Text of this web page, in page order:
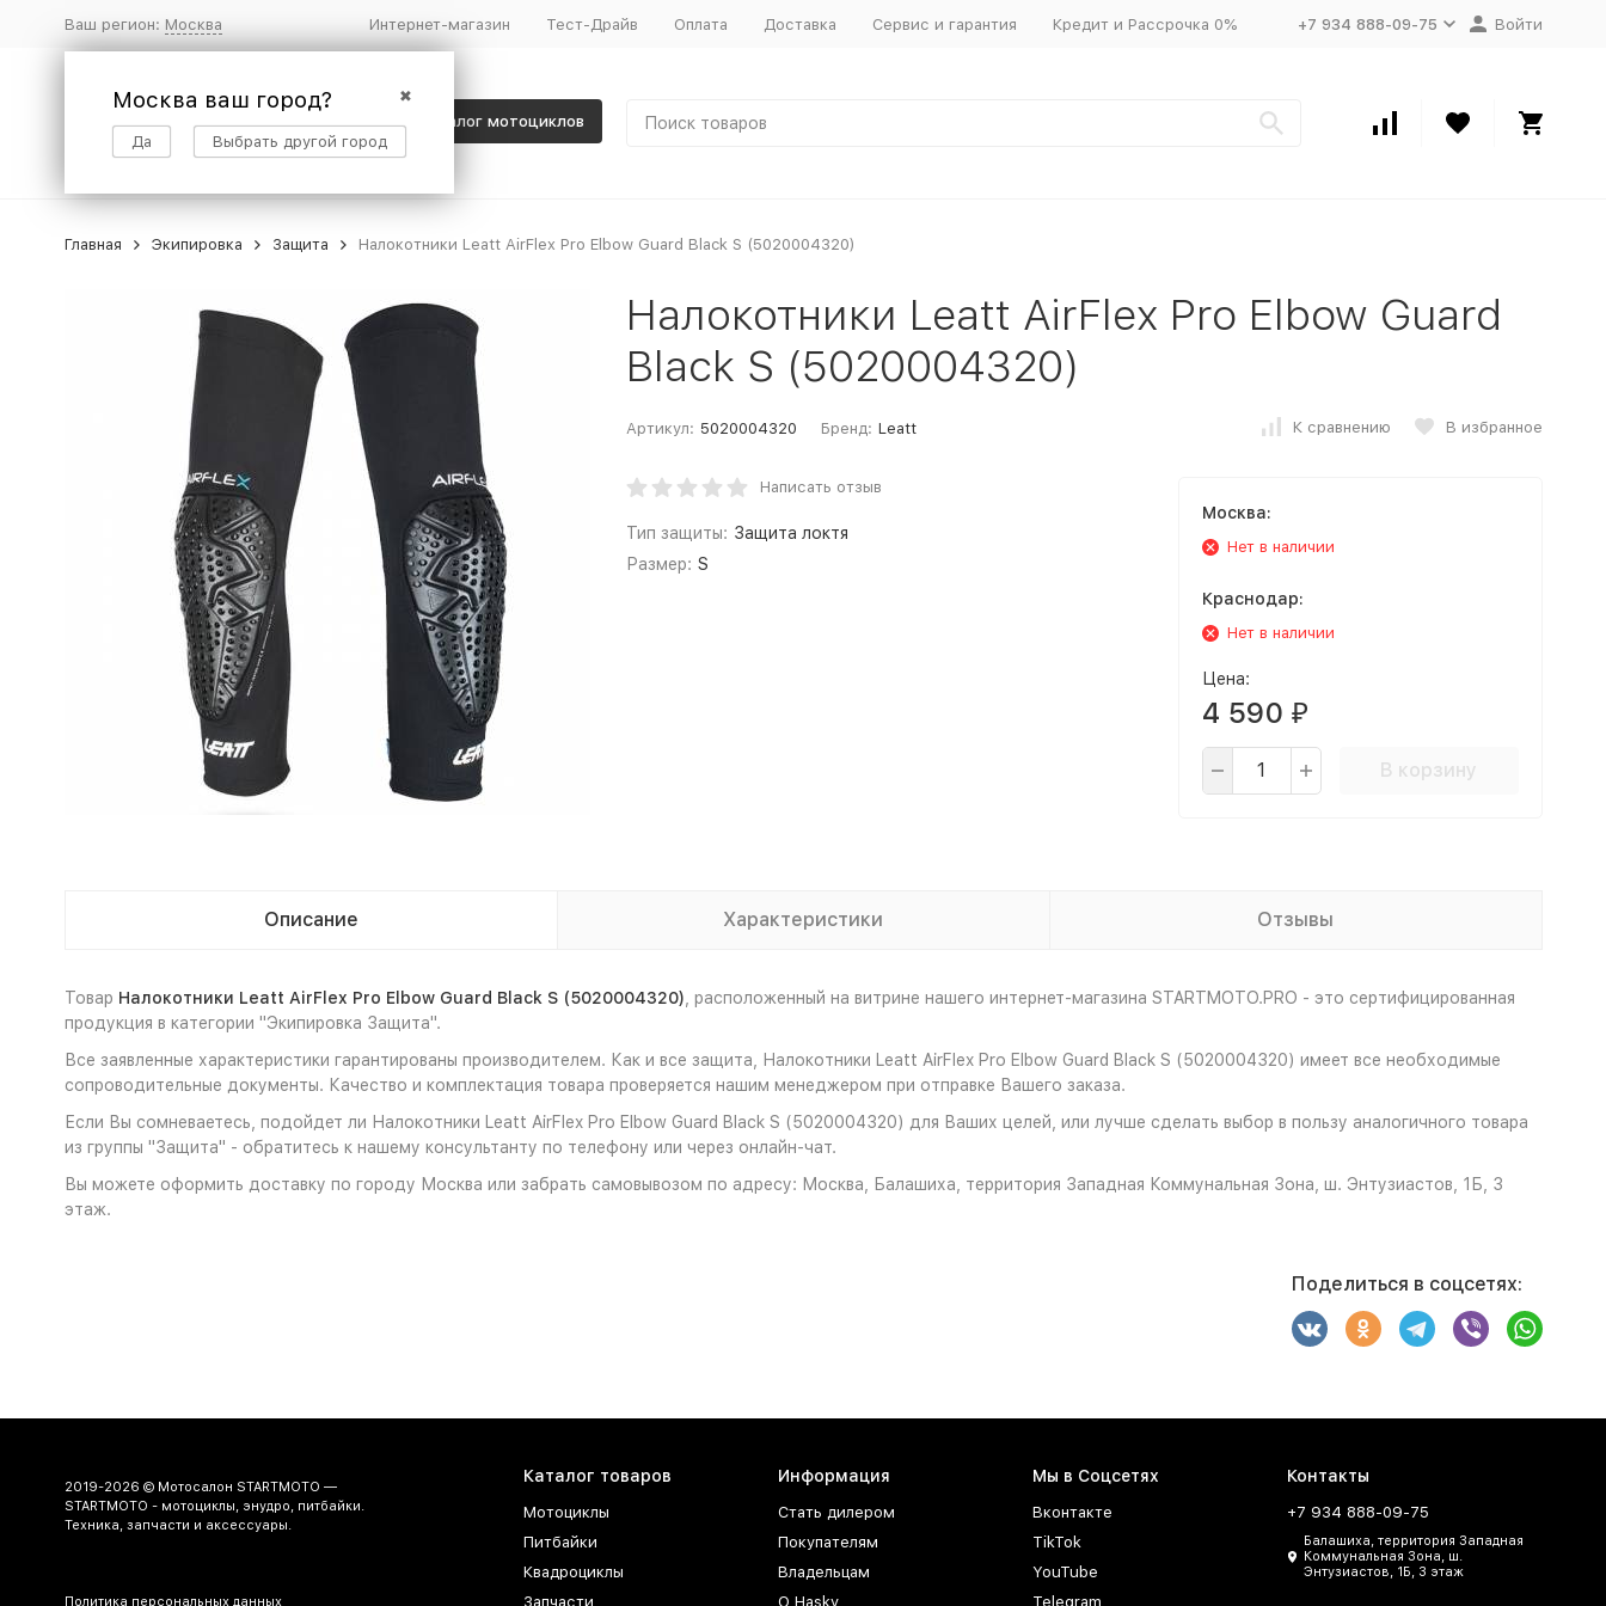
Ваш регион: Москва
✖
Москва ваш город?
Да Выбрать другой город
Интернет-магазин Тест-Драйв Оплата Доставка Сервис и гарантия Кредит и Рассрочка 0% +7 934 888-09-75 Войти
Каталог мотоциклов
Главная Экипировка Защита Налокотники Leatt AirFlex Pro Elbow Guard Black S (5020004320)
Налокотники Leatt AirFlex Pro Elbow Guard
Black S (5020004320)
Артикул: 5020004320 Бренд: Leatt К сравнению В избранное
Написать отзыв
Тип защиты: Защита локтя
Размер: S
Москва:
Нет в наличии
Краснодар:
Нет в наличии
Цена:
4 590 ₽
В корзину
Описание Характеристики Отзывы
Товар Налокотники Leatt AirFlex Pro Elbow Guard Black S (5020004320) , расположенный на витрине нашего интернет-магазина STARTMOTO.PRO - это сертифицированная
продукция в категории "Экипировка Защита".
Все заявленные характеристики гарантированы производителем. Как и все защита, Налокотники Leatt AirFlex Pro Elbow Guard Black S (5020004320) имеет все необходимые
сопроводительные документы. Качество и комплектация товара проверяется нашим менеджером при отправке Вашего заказа.
Если Вы сомневаетесь, подойдет ли Налокотники Leatt AirFlex Pro Elbow Guard Black S (5020004320) для Ваших целей, или лучше сделать выбор в пользу аналогичного товара
из группы "Защита" - обратитесь к нашему консультанту по телефону или через онлайн-чат.
Вы можете оформить доставку по городу Москва или забрать самовывозом по адресу: Москва, Балашиха, территория Западная Коммунальная Зона, ш. Энтузиастов, 1Б, 3
этаж.
Поделиться в соцсетях:
2019-2026 © Мотосалон STARTMOTO —
STARTMOTO - мотоциклы, энудро, питбайки.
Техника, запчасти и аксессуары.
Политика персональных данных
Каталог товаров
Мотоциклы
Питбайки
Квадроциклы
Запчасти
Информация
Стать дилером
Покупателям
Владельцам
О Hasky
Мы в Соцсетях
Вконтакте
TikTok
YouTube
Telegram
Контакты
+7 934 888-09-75
Балашиха, территория Западная
Коммунальная Зона, ш.
Энтузиастов, 1Б, 3 этаж